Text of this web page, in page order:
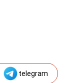
telegram